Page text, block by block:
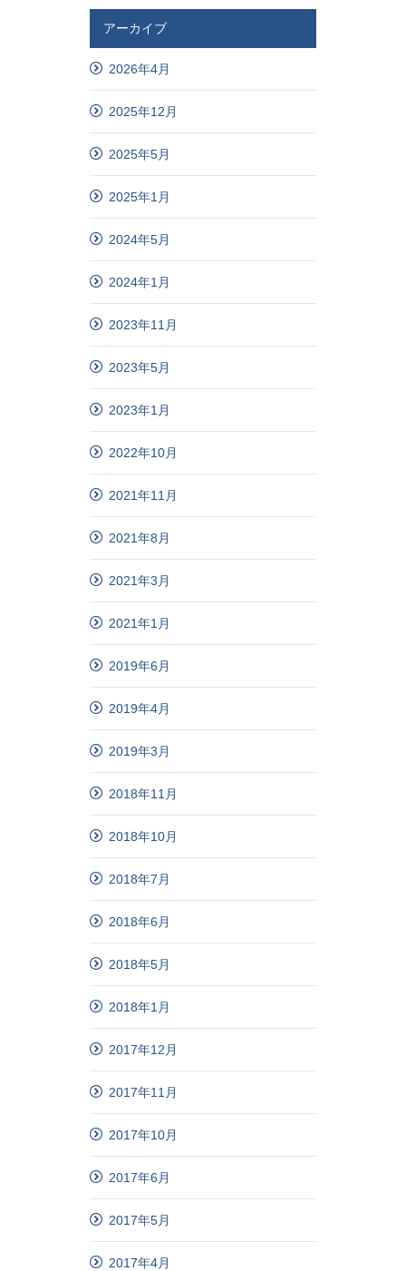
アーカイブ
2026年4月
2025年12月
2025年5月
2025年1月
2024年5月
2024年1月
2023年11月
2023年5月
2023年1月
2022年10月
2021年11月
2021年8月
2021年3月
2021年1月
2019年6月
2019年4月
2019年3月
2018年11月
2018年10月
2018年7月
2018年6月
2018年5月
2018年1月
2017年12月
2017年11月
2017年10月
2017年6月
2017年5月
2017年4月